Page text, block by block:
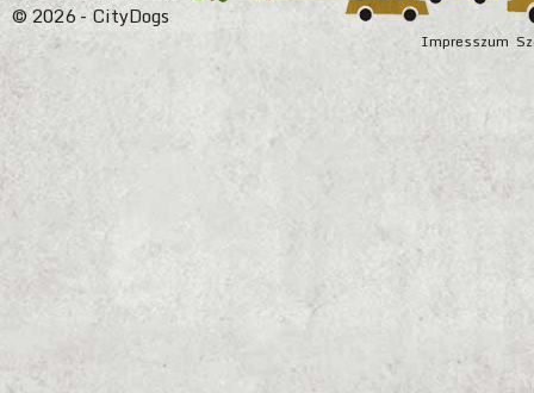
Impresszum
© 2026 - CityDogs